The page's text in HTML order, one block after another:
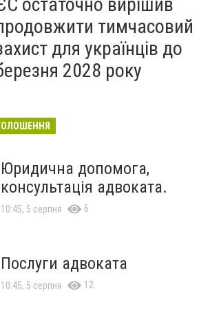
тимчасовий
для українців до
2028 року
Юридична допомога,
консультація адвоката.
10:45, 5 серпня 6
Послуги адвоката
10:45, 5 серпня 12